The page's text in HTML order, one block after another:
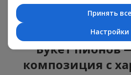
цветочном салоне вы можете
цветов с доставкой, чтобы ваш
ароматом оказался незабываемым.
Букет пионов
композиция с
Принять все
Настройки